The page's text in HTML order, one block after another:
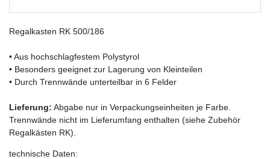
Regalkasten RK 500/186
• Aus hochschlagfestem Polystyrol
• Besonders geeignet zur Lagerung von Kleinteilen
• Durch Trennwände unterteilbar in 6 Felder
Lieferung: Abgabe nur in Verpackungseinheiten je Farbe.
Trennwände nicht im Lieferumfang enthalten (siehe Zubehör
Regalkästen RK).
technische Daten: